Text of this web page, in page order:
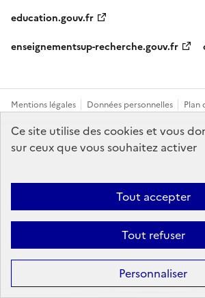
Ce site utilise des cookies et vous
sur ceux que vous souhaitez activer
Tout accepter
Tout refuser
Personnaliser
education.gouv.fr
enseignementsup-recherche.gouv.fr
Mentions légales Données personnelles Plan
Accessibilité : partiellement conforme
Sauf mention explicite de propriété intellectuelle